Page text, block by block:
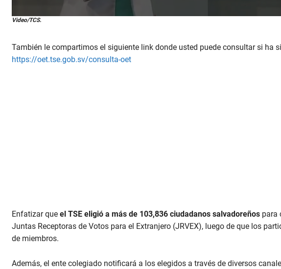
0
c
o
n
d
s
V
o
m
Video/TCS.
También le compartimos el siguiente link donde usted puede consultar si ha
https://oet.tse.gob.sv/consulta-oet
Enfatizar que el TSE eligió a más de 103,836 ciudadanos salvadoreños para
Juntas Receptoras de Votos para el Extranjero (JRVEX), luego de que los
de miembros.
Además, el ente colegiado notificará a los elegidos a través de diversos